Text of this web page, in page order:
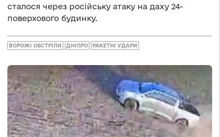
сталося через російську атаку на даху 24-
поверхового будинку.
ВОРОЖІ ОБСТРІЛИ ДНІПРО РАКЕТНІ УДАРИ